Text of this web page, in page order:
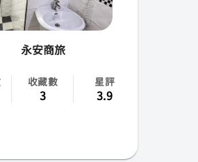
永安商旅
收藏數
3
星評
3.9